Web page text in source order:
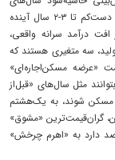
دهه۸۰ و ابتدای دهه ۹۰ برای تولید مسکن به قصد فروش» دست‌کم تا ۳-۲ سال آینده
درآمد سرانه واقعی،
سه متغیری هستند که
«عرضه مسکن‌اجاره‌ای»
مثل سال‌های «قبل‌از
مسکن شوند، به یک‌هشتم
گران‌قیمت‌ترین «مشوق»
دارد به «اهرم چرخش»